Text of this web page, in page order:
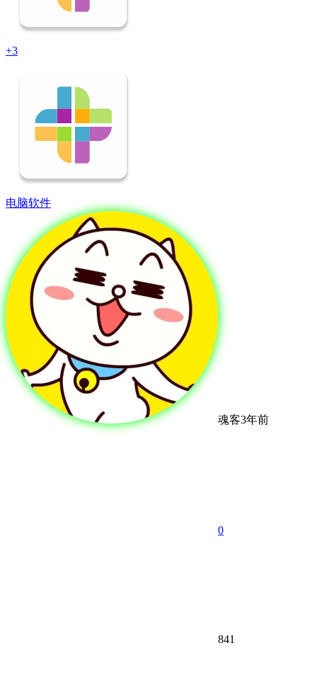
+3
电脑软件
魂客3年前
0
841